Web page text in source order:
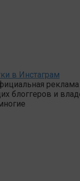
в Инстаграм
блоггеров и